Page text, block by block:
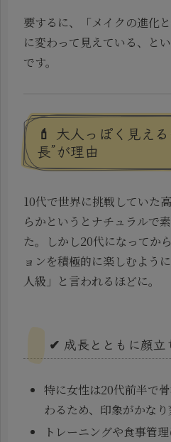
要するに、「メイクの進化
に変わって見えている、と
です。
💄 大人っぽく見え
長”が理由
10代で世界に挑戦していた
らかというとナチュラルで
た。しかし20代になってか
ョンを積極的に楽しむよう
人級」と言われるほどに。
✔ 成長とともに顔立
特に女性は20代前半で
わるため、印象がかなり
トレーニングや食事管